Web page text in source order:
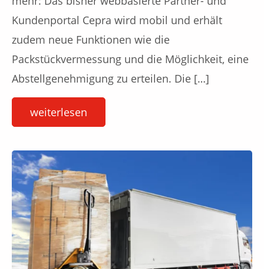
Kundenportal Cepra wird mobil und erhält
zudem neue Funktionen wie die
Packstückvermessung und die Möglichkeit, eine
Abstellgenehmigung zu erteilen. Die […]
weiterlesen